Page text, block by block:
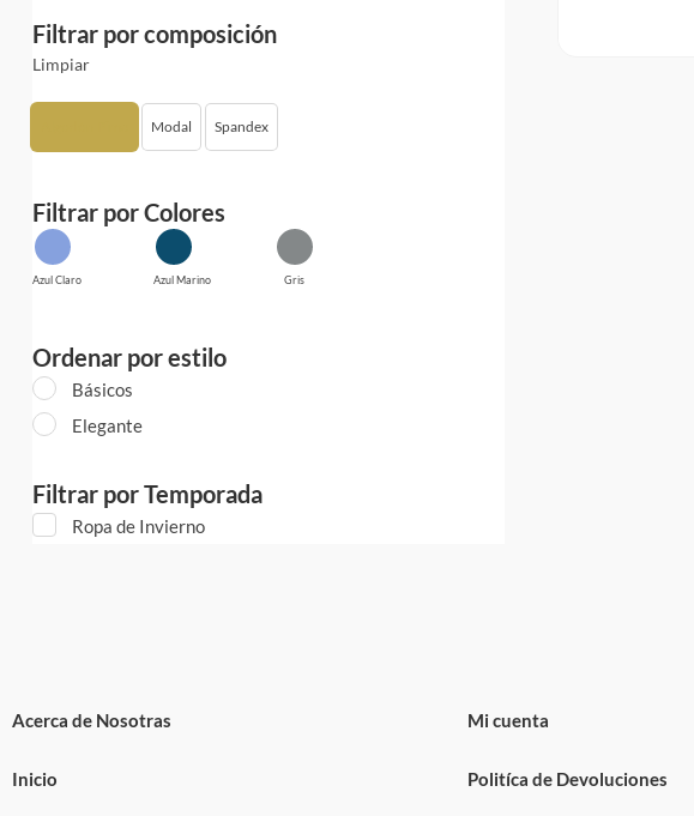
Filtrar por composición
Limpiar
Modal Spandex
Filtrar por Colores
Azul Claro Azul Marino Gris
Ordenar por estilo
Básicos
Elegante
Filtrar por Temporada
Ropa de Invierno
Acerca de Nosotras
Inicio
Mi cuenta
Politíca de Devoluciones